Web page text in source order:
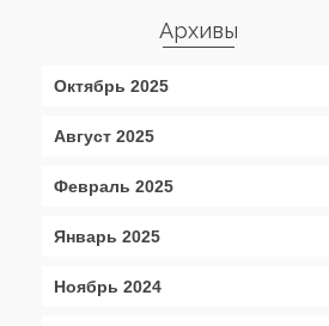
Архивы
Октябрь 2025
Август 2025
Февраль 2025
Январь 2025
Ноябрь 2024